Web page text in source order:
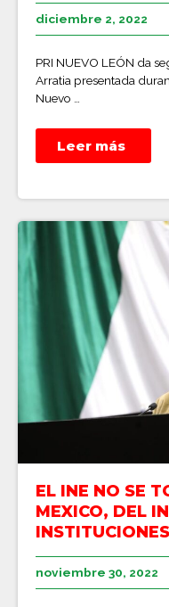
diciembre 2, 2022
PRI NUEVO LEÓN da
Arratia presentada
Nuevo …
Leer más
EL INE NO SE
MEXICO, DEL
noviembre 30, 2022